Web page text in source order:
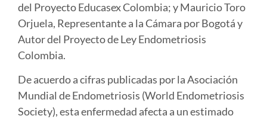
del Proyecto Educasex Colombia; y Mauricio Toro
Orjuela, Representante a la Cámara por Bogotá y
Autor del Proyecto de Ley Endometriosis
Colombia.
De acuerdo a cifras publicadas por la Asociación
Mundial de Endometriosis (World Endometriosis
Society), esta enfermedad afecta a un estimado